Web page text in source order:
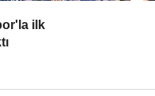
ilk